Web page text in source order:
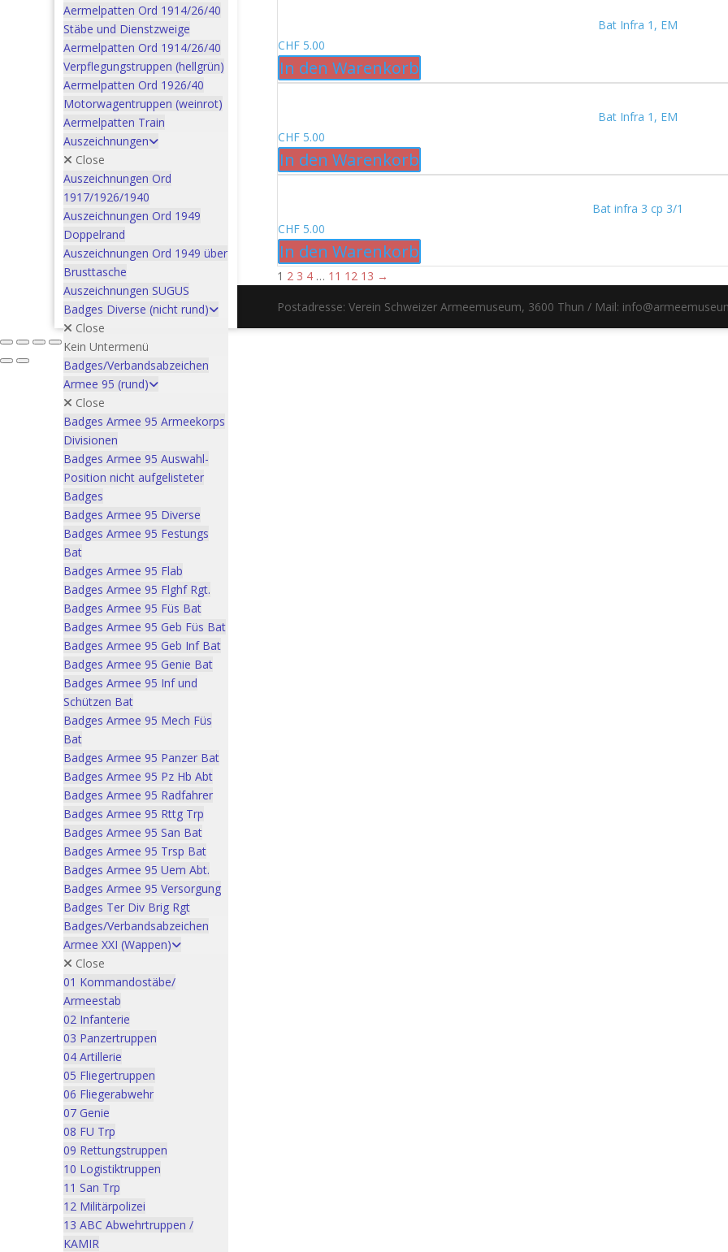
Aermelpatten Ord 1914/26/40
Stäbe und Dienstzweige
Aermelpatten Ord 1914/26/40
Verpflegungstruppen (hellgrün)
Aermelpatten Ord 1926/40
Motorwagentruppen (weinrot)
Aermelpatten Train
Auszeichnungen
Close
Auszeichnungen Ord
1917/1926/1940
Auszeichnungen Ord 1949
Doppelrand
Auszeichnungen Ord 1949 über
Brusttasche
Auszeichnungen SUGUS
Badges Diverse (nicht rund)
Close
Kein Untermenü
Badges/Verbandsabzeichen
Armee 95 (rund)
Close
Badges Armee 95 Armeekorps
Divisionen
Badges Armee 95 Auswahl-
Position nicht aufgelisteter
Badges
Badges Armee 95 Diverse
Badges Armee 95 Festungs
Bat
Badges Armee 95 Flab
Badges Armee 95 Flghf Rgt.
Badges Armee 95 Füs Bat
Badges Armee 95 Geb Füs Bat
Badges Armee 95 Geb Inf Bat
Badges Armee 95 Genie Bat
Badges Armee 95 Inf und
Schützen Bat
Badges Armee 95 Mech Füs
Bat
Badges Armee 95 Panzer Bat
Badges Armee 95 Pz Hb Abt
Badges Armee 95 Radfahrer
Badges Armee 95 Rttg Trp
Badges Armee 95 San Bat
Badges Armee 95 Trsp Bat
Badges Armee 95 Uem Abt.
Badges Armee 95 Versorgung
Badges Ter Div Brig Rgt
Badges/Verbandsabzeichen
Armee XXI (Wappen)
Close
01 Kommandostäbe/
Armeestab
02 Infanterie
03 Panzertruppen
04 Artillerie
05 Fliegertruppen
06 Fliegerabwehr
07 Genie
08 FU Trp
09 Rettungstruppen
10 Logistiktruppen
11 San Trp
12 Militärpolizei
13 ABC Abwehrtruppen /
KAMIR
Bat Infra 1, EM
CHF 5.00
In den Warenkorb
Bat Infra 1, EM
CHF 5.00
In den Warenkorb
Bat infra 3 cp 3/1
CHF 5.00
In den Warenkorb
1 2 3 4 … 11 12 13 →
Postadresse: Verein Schweizer Armeemuseum, 3600 Thun / Mail: